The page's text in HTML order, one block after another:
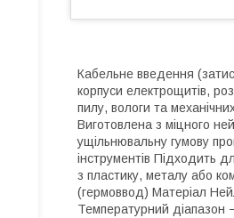
Кабельне введення
корпуси електрощитів,
пилу, вологи та
Виготовлена з міцного
ущільнювальну гумову
інструментів Підходить
з пластику, металу або
(гермоввод) Матеріал
Температурний діапазон